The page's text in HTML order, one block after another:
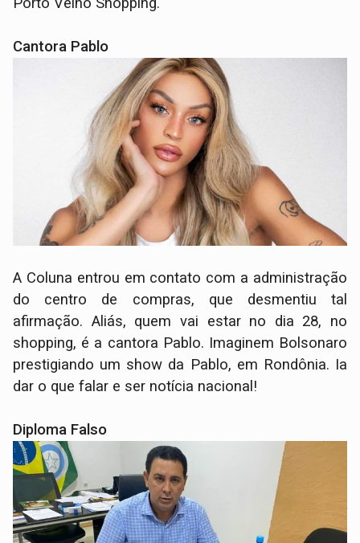
Cantora Pablo
A Coluna entrou em contato com a administração
do centro de compras, que desmentiu tal
afirmação. Aliás, quem vai estar no dia 28, no
shopping, é a cantora Pablo. Imaginem Bolsonaro
prestigiando um show da Pablo, em Rondônia. Ia
dar o que falar e ser notícia nacional!
Diploma Falso